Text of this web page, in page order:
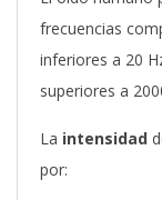
frecuencias
inferiores a 20
superiores a
La intensidad
por: